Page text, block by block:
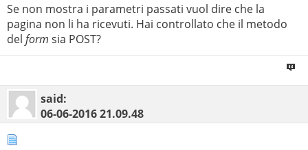
Se non mostra i parametri passati vuol dire che la
pagina non li ha ricevuti. Hai controllato che il metodo
del form sia POST?
said:
06-06-201621.09.48